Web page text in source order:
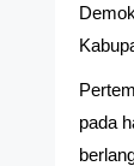
pada